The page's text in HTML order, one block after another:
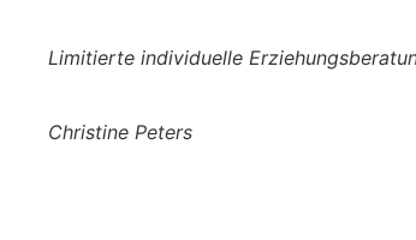
Limitierte individuelle
Christine Peters